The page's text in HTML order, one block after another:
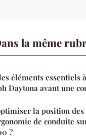
la même
éléments essentiels
Daytona avant une
la position
de conduite
?